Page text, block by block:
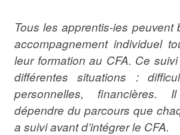
Tous les apprentis-ies peuvent
accompagnement individuel
leur formation au CFA. Ce
différentes situations :
personnelles, financières.
dépendre du parcours que
a suivi avant d’intégrer le CFA.